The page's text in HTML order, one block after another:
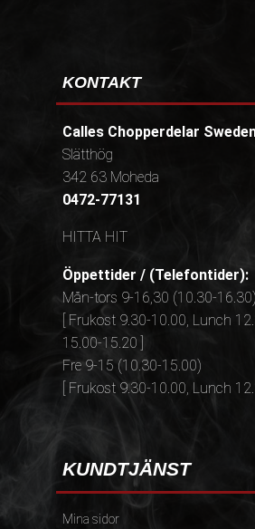
KONTAKT
Calles Chopperdelar
Slätthög
342 63 Moheda
0472-77131
HITTA HIT
Öppettider / (Telefontider):
Mån-tors 9-16,30 (10.30-16.30)
[ Frukost 9.30-10.00, Lunch
15.00-15.20 ]
Fre 9-15 (10.30-15.00)
[ Frukost 9.30-10.00, Lunch
KUNDTJÄNST
Mina sidor